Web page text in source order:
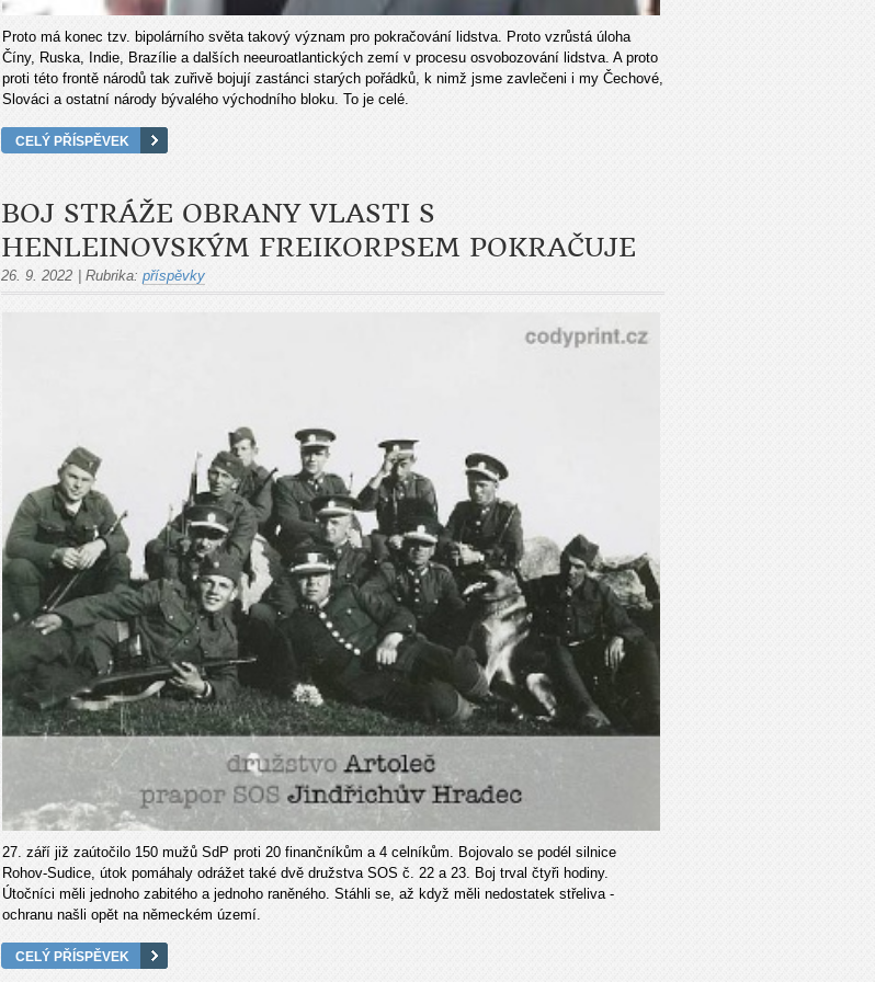
Proto má konec tzv. bipolárního světa takový význam pro pokračování lidstva. Proto vzrůstá úloha
Číny, Ruska, Indie, Brazílie a dalších neeuroatlantických zemí v procesu osvobozování lidstva. A proto
proti této frontě národů tak zuřivě bojují zastánci starých pořádků, k nimž jsme zavlečeni i my Čechové,
Slováci a ostatní národy bývalého východního bloku. To je celé.
CELÝ PŘÍSPĚVEK
BOJ STRÁŽE OBRANY VLASTI S
HENLEINOVSKÝM FREIKORPSEM POKRAČUJE
26. 9. 2022 | Rubrika: příspěvky
27. září již zaútočilo 150 mužů SdP proti 20 finančníkům a 4 celníkům. Bojovalo se podél silnice
Rohov-Sudice, útok pomáhaly odrážet také dvě družstva SOS č. 22 a 23. Boj trval čtyři hodiny.
Útočníci měli jednoho zabitého a jednoho raněného. Stáhli se, až když měli nedostatek střeliva -
ochranu našli opět na německém území.
CELÝ PŘÍSPĚVEK